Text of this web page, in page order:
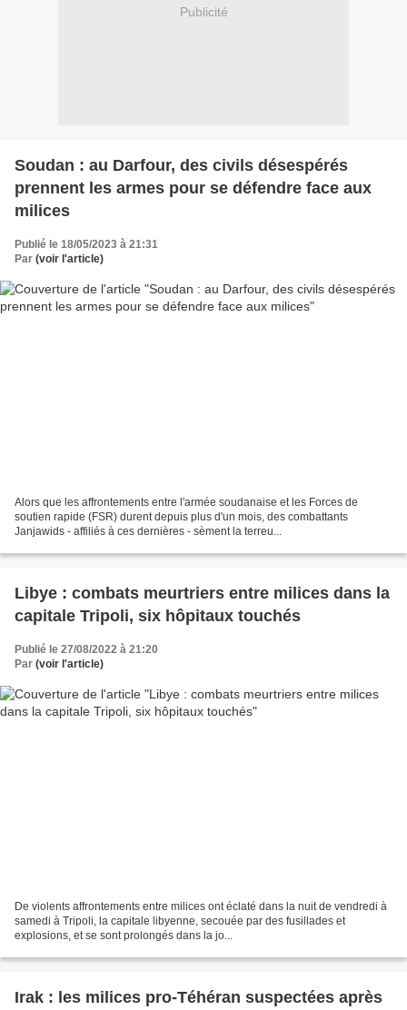
Publicité
Soudan : au Darfour, des civils désespérés
prennent les armes pour se défendre face aux
milices
Publié le 18/05/2023 à 21:31
Par (voir l'article)
Alors que les affrontements entre l'armée soudanaise et les Forces de
soutien rapide (FSR) durent depuis plus d'un mois, des combattants
Janjawids - affiliés à ces dernières - sèment la terreu...
Libye : combats meurtriers entre milices dans la
capitale Tripoli, six hôpitaux touchés
Publié le 27/08/2022 à 21:20
Par (voir l'article)
De violents affrontements entre milices ont éclaté dans la nuit de vendredi à
samedi à Tripoli, la capitale libyenne, secouée par des fusillades et
explosions, et se sont prolongés dans la jo...
Irak : les milices pro-Téhéran suspectées après